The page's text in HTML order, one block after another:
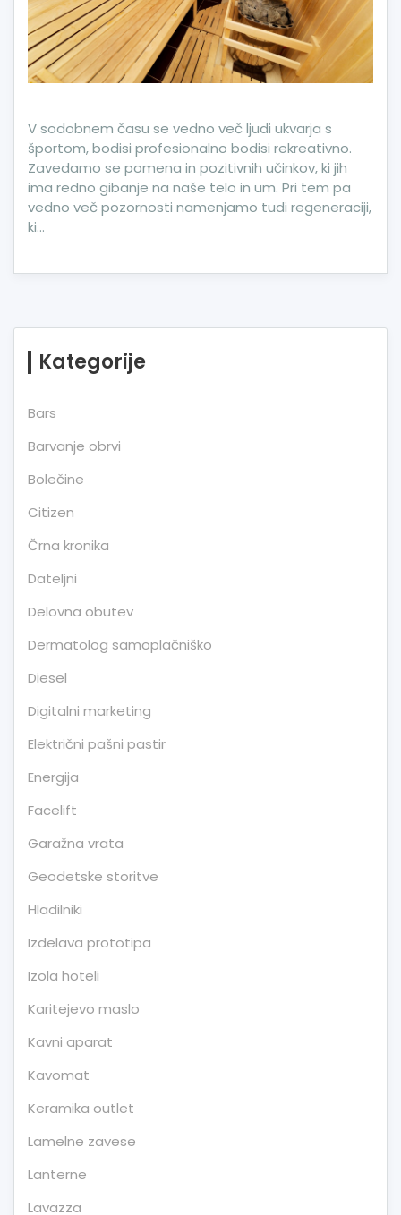
V sodobnem času se vedno več ljudi ukvarja s
športom, bodisi profesionalno bodisi rekreativno.
Zavedamo se pomena in pozitivnih učinkov, ki jih
ima redno gibanje na naše telo in um. Pri tem pa
vedno več pozornosti namenjamo tudi regeneraciji,
ki…
Kategorije
Bars
Barvanje obrvi
Bolečine
Citizen
Črna kronika
Dateljni
Delovna obutev
Dermatolog samoplačniško
Diesel
Digitalni marketing
Električni pašni pastir
Energija
Facelift
Garažna vrata
Geodetske storitve
Hladilniki
Izdelava prototipa
Izola hoteli
Karitejevo maslo
Kavni aparat
Kavomat
Keramika outlet
Lamelne zavese
Lanterne
Lavazza